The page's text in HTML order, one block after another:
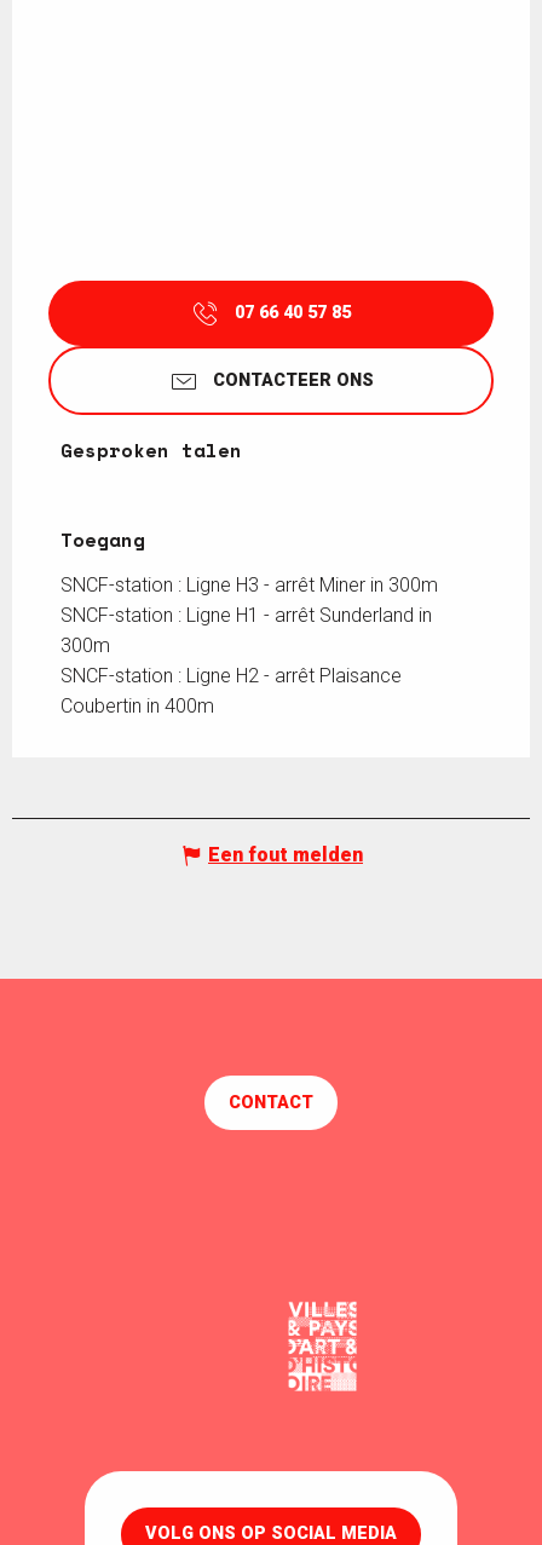
07 66 40 57 85
CONTACTEER ONS
Gesproken talen
Gesproken talen
Toegang
Toegang
SNCF-station : Ligne H3 - arrêt Miner in 300m
SNCF-station : Ligne H1 - arrêt Sunderland in
300m
SNCF-station : Ligne H2 - arrêt Plaisance
Coubertin in 400m
Een fout melden
CONTACT
VOLG ONS OP SOCIAL MEDIA